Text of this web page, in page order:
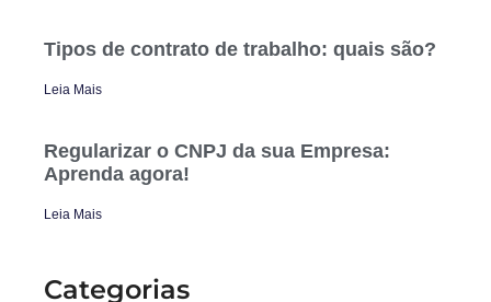
Tipos de contrato de trabalho: quais são?
Leia Mais
Regularizar o CNPJ da sua Empresa:
Aprenda agora!
Leia Mais
Categorias